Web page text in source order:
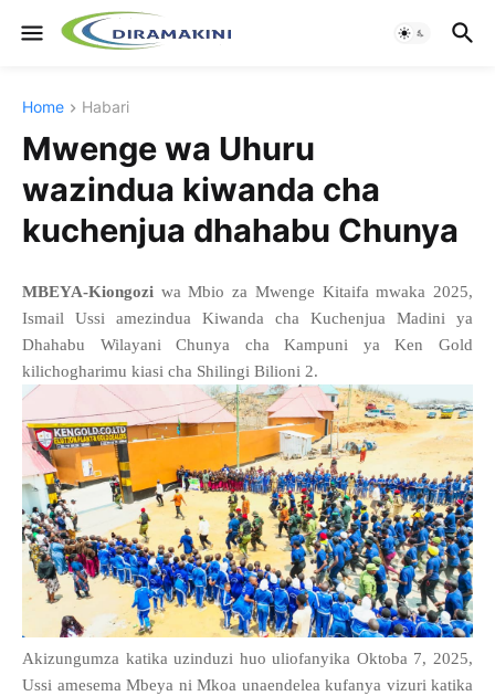
Home Habari
Mwenge wa Uhuru
wazindua kiwanda cha
kuchenjua dhahabu Chunya
MBEYA-Kiongozi wa Mbio za Mwenge Kitaifa mwaka 2025,
Ismail Ussi amezindua Kiwanda cha Kuchenjua Madini ya
Dhahabu Wilayani Chunya cha Kampuni ya Ken Gold
kilichogharimu kiasi cha Shilingi Bilioni 2.
Akizungumza katika uzinduzi huo uliofanyika Oktoba 7, 2025,
Ussi amesema Mbeya ni Mkoa unaendelea kufanya vizuri katika